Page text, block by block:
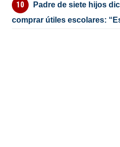
Padre de siete hijos
comprar útiles escolares: